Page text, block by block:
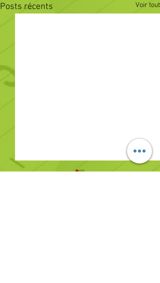
Posts récents Voir tout